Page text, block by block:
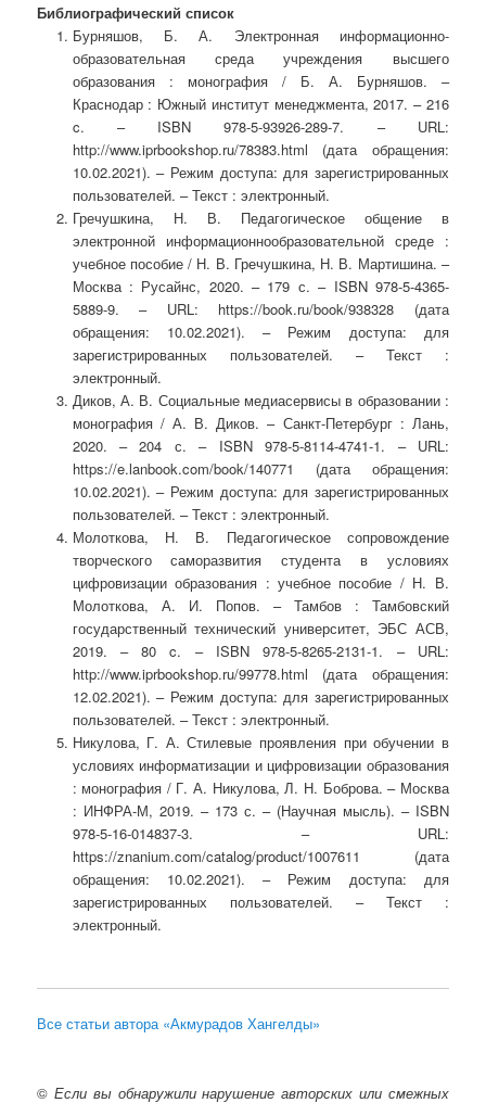
Библиографический список
Бурняшов, Б. А. Электронная информационно-
образовательная среда учреждения высшего
образования : монография / Б. А. Бурняшов. –
Краснодар : Южный институт менеджмента, 2017. – 216
c. – ISBN 978-5-93926-289-7. – URL:
http://www.iprbookshop.ru/78383.html (дата обращения:
10.02.2021). – Режим доступа: для зарегистрированных
пользователей. – Текст : электронный.
Гречушкина, Н. В. Педагогическое общение в
электронной информационнообразовательной среде :
учебное пособие / Н. В. Гречушкина, Н. В. Мартишина. –
Москва : Русайнс, 2020. – 179 с. – ISBN 978-5-4365-
5889-9. – URL: https://book.ru/book/938328 (дата
обращения: 10.02.2021). – Режим доступа: для
зарегистрированных пользователей. – Текст :
электронный.
Диков, А. В. Социальные медиасервисы в образовании :
монография / А. В. Диков. – Санкт-Петербург : Лань,
2020. – 204 с. – ISBN 978-5-8114-4741-1. – URL:
https://e.lanbook.com/book/140771 (дата обращения:
10.02.2021). – Режим доступа: для зарегистрированных
пользователей. – Текст : электронный.
Молоткова, Н. В. Педагогическое сопровождение
творческого саморазвития студента в условиях
цифровизации образования : учебное пособие / Н. В.
Молоткова, А. И. Попов. – Тамбов : Тамбовский
государственный технический университет, ЭБС АСВ,
2019. – 80 c. – ISBN 978-5-8265-2131-1. – URL:
http://www.iprbookshop.ru/99778.html (дата обращения:
12.02.2021). – Режим доступа: для зарегистрированных
пользователей. – Текст : электронный.
Никулова, Г. А. Стилевые проявления при обучении в
условиях информатизации и цифровизации образования
: монография / Г. А. Никулова, Л. Н. Боброва. – Москва
: ИНФРА-М, 2019. – 173 с. – (Научная мысль). – ISBN
978-5-16-014837-3. – URL:
https://znanium.com/catalog/product/1007611 (дата
обращения: 10.02.2021). – Режим доступа: для
зарегистрированных пользователей. – Текст :
электронный.
Все статьи автора «Акмурадов Хангелды»
© Если вы обнаружили нарушение авторских или смежных